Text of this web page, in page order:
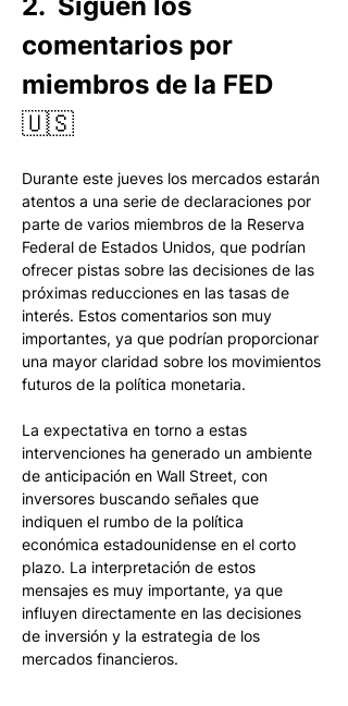
comentarios por
miembros de la FED
🇺🇸
Durante este jueves los mercados estarán
atentos a una serie de declaraciones por
parte de varios miembros de la Reserva
Federal de Estados Unidos, que podrían
ofrecer pistas sobre las decisiones de las
próximas reducciones en las tasas de
interés. Estos comentarios son muy
importantes, ya que podrían proporcionar
una mayor claridad sobre los movimientos
futuros de la política monetaria.
La expectativa en torno a estas
intervenciones ha generado un ambiente
de anticipación en Wall Street, con
inversores buscando señales que
indiquen el rumbo de la política
económica estadounidense en el corto
plazo. La interpretación de estos
mensajes es muy importante, ya que
influyen directamente en las decisiones
de inversión y la estrategia de los
mercados financieros.